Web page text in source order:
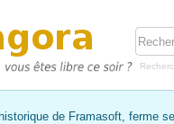
de Framasoft, ferme